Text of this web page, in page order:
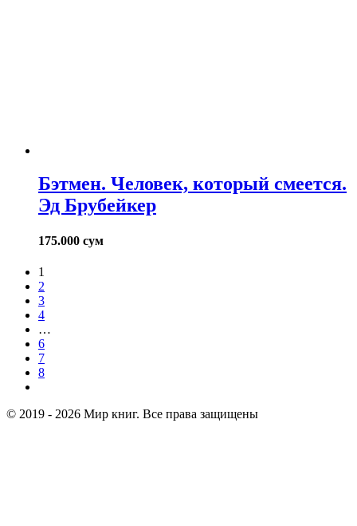
Бэтмен. Человек, который смеется.
Эд Брубейкер
175.000 сум
1
2
3
4
…
6
7
8
© 2019 - 2026 Мир книг. Все права защищены